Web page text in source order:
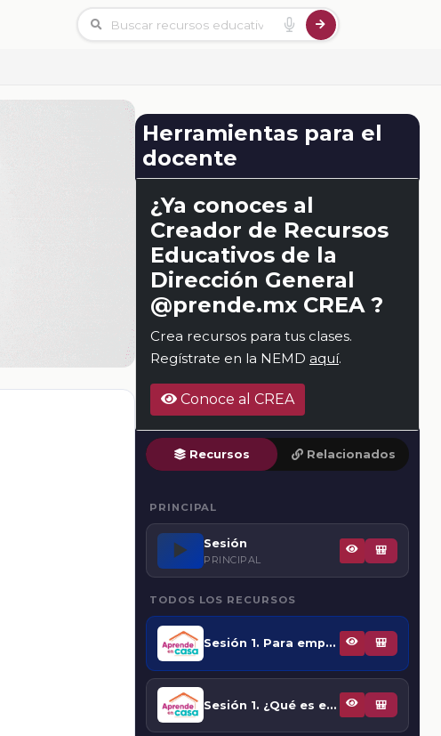
Herramientas para el
docente
¿Ya conoces al
Creador de Recursos
Educativos de la
Dirección General
@prende.mx CREA ?
Crea recursos para tus clases.
Regístrate en la NEMD aquí.
Conoce al CREA
Recursos Relacionados
PRINCIPAL
▶️ Sesión
PRINCIPAL
🎒
TODOS LOS RECURSOS
Sesión 1. Para empezar 🎒
Sesión 1. ¿Qué es el azar? ¿Qué es aleatorio? 🎒